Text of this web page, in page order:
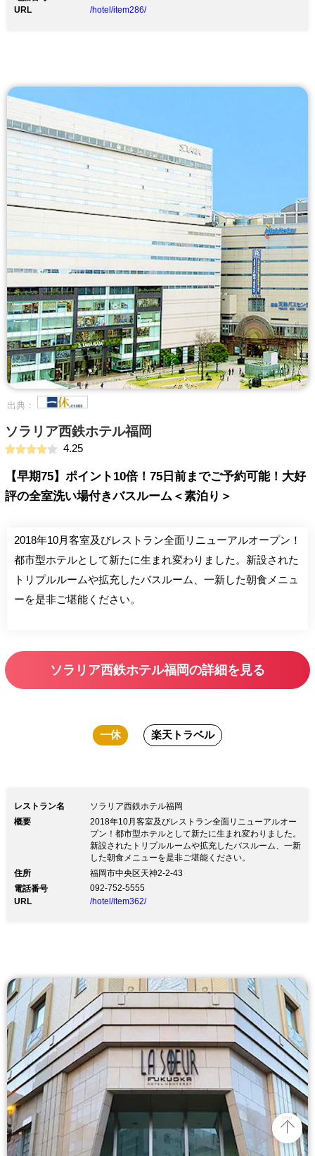
URL
/hotel/item286/
出典：
ソラリア西鉄ホテル福岡
4.25
【早期75】ポイント10倍！75日前までご予約可能！大好
評の全室洗い場付きバスルーム＜素泊り＞
2018年10月客室及びレストラン全面リニューアルオープン！
都市型ホテルとして新たに生まれ変わりました。新設された
トリプルルームや拡充したバスルーム、一新した朝食メニュ
ーを是非ご堪能ください。
ソラリア西鉄ホテル福岡の詳細を見る
一休 楽天トラベル
レストラン名
ソラリア西鉄ホテル福岡
概要
2018年10月客室及びレストラン全面リニューアルオー
プン！都市型ホテルとして新たに生まれ変わりました。
新設されたトリプルルームや拡充したバスルーム、一新
した朝食メニューを是非ご堪能ください。
住所
福岡市中央区天神2-2-43
電話番号
092-752-5555
URL
/hotel/item362/
top